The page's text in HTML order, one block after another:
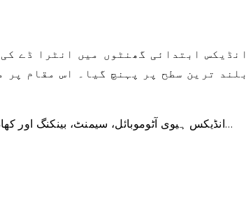
بلند ترین سطح پر پہنچ گیا۔ اس مقام
انڈیکس ہیوی آٹوموبائل، سیمنٹ، بینکنگ اور کھاد کی جگہوں میں معمولی نقصان دیکھا گیا جبکہ تیل اور…